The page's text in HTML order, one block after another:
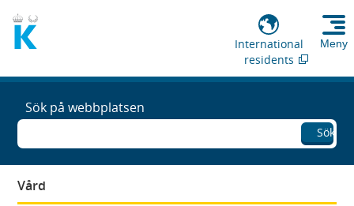
International
residents
Meny
Sök på webbplatsen
Sök
Vård